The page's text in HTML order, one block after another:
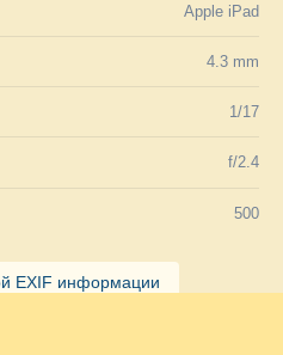
Apple iPad
4.3 mm
1/17
f/2.4
500
EXIF информации